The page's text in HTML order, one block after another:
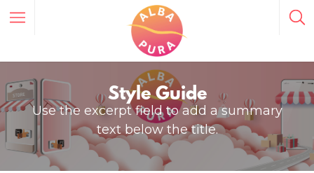
Style Guide
Use the excerpt field to add a summary
text below the title.